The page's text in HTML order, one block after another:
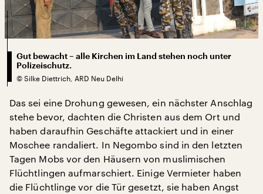
Gut bewacht – alle Kirchen im Land stehen noch unter
Polizeischutz.
© Silke Diettrich, ARD Neu Delhi
Das sei eine Drohung gewesen, ein nächster Anschlag
stehe bevor, dachten die Christen aus dem Ort und
haben daraufhin Geschäfte attackiert und in einer
Moschee randaliert. In Negombo sind in den letzten
Tagen Mobs vor den Häusern von muslimischen
Flüchtlingen aufmarschiert. Einige Vermieter haben
die Flüchtlinge vor die Tür gesetzt, sie haben Angst